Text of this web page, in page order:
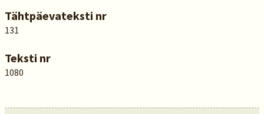
Tähtpäevateksti nr
131
Teksti nr
1080